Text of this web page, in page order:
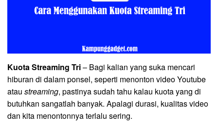
Kuota Streaming Tri– Bagi kalian yang suka mencari
hiburan di dalam ponsel, seperti menonton video Youtube
atau streaming, pastinya sudah tahu kalau kuota yang di
butuhkan sangatlah banyak. Apalagi durasi, kualitas video
dan kita menontonnya terlalu sering.